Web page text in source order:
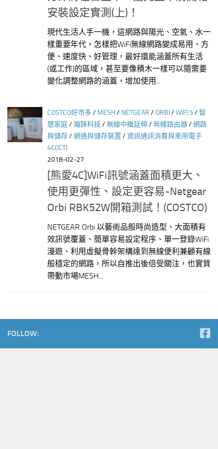
安裝設定實測(上)！
現代生活人手一機，這網路與陽光、空氣、水一
樣重要年代，怎樣把WiFi無線網路變成易用、方
便、速度快、好管理，最好還能涵蓋所有生活
(或工作)的區域，甚至要像積木一樣可以隨需要
變化調整網路的涵蓋，增加使用...
COSTCO好市多 / MESH/ NETGEAR /ORBI/WIFI 5 /智
慧家庭/瀚錸科技 /無線中繼延伸/無線路由器/網路
與儲存/網通與儲存裝置 /資訊通訊消費與車用電子
4C(ICT)
2018-02-27
[熊愛4C]WiFi訊號涵蓋面積更大、
使用更彈性、設定更容易-Netgear
Orbi RBK52W開箱測試！(COSTCO)
NETGEAR Orbi 以藝術品般時尚造型、大面積有
效訊號覆蓋、簡單容易設定程序、單一登錄WiFi
漫遊、利用虛擬骨幹架構達到無線便利兼顧有線
般穩定的網路，所以自推出後倍受關注，也實質
帶動市場MESH...
FOLLOW: